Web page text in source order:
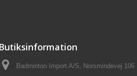
Butiksinformation
Badminton Import A/S, Norsmindevej 106